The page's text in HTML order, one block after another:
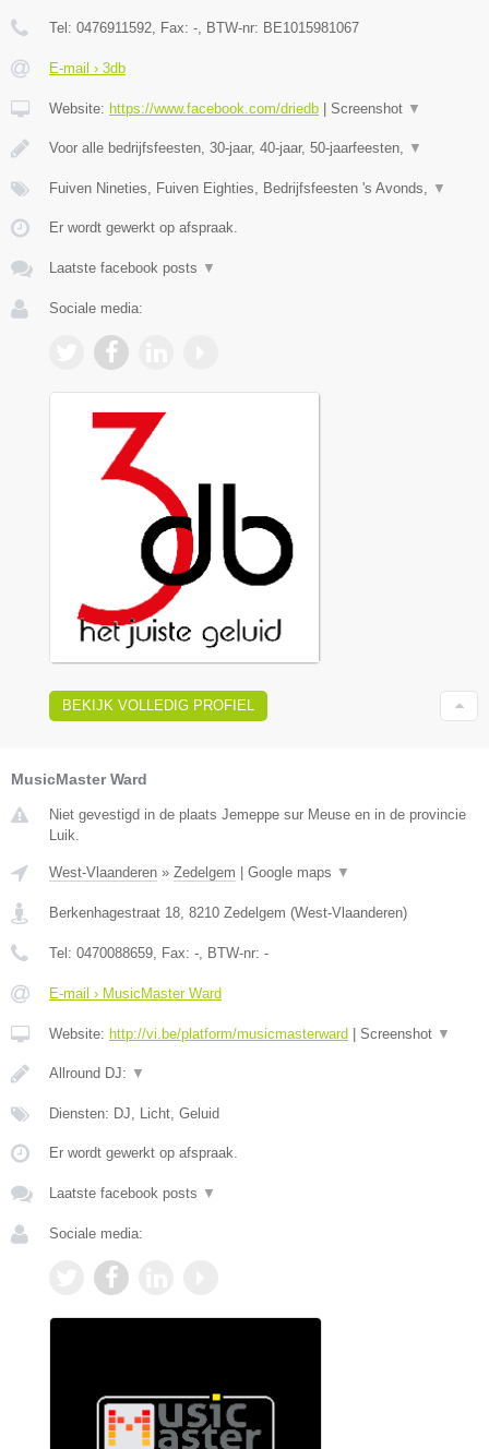
Tel: 0476911592 , Fax: - , BTW-nr: BE1015981067
E-mail › 3db
Website: https://www.facebook.com/driedb Screenshot ▼
Voor alle bedrijfsfeesten, 30-jaar, 40-jaar, 50-jaarfeesten, ▼
Fuiven Nineties, Fuiven Eighties, Bedrijfsfeesten 's Avonds, ▼
Er wordt gewerkt op afspraak.
Laatste facebook posts ▼
Sociale media:
BEKIJK VOLLEDIG PROFIEL
MusicMaster Ward
Niet gevestigd in de plaats Jemeppe sur Meuse en in de provincie
Luik.
West-Vlaanderen » Zedelgem Google maps ▼
Berkenhagestraat 18 8210 Zedelgem (West-Vlaanderen)
Tel: 0470088659 , Fax: - , BTW-nr: -
E-mail › MusicMaster Ward
Website: http://vi.be/platform/musicmasterward Screenshot ▼
Allround DJ: ▼
Diensten: DJ, Licht, Geluid
Er wordt gewerkt op afspraak.
Laatste facebook posts ▼
Sociale media: